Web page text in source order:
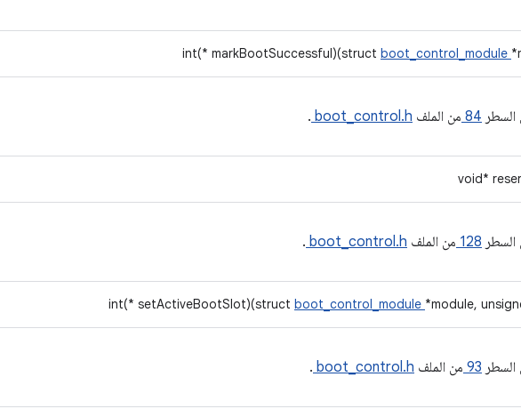
int(* markBootSuccessful)(struct boot_control_module
84 من الملف boot_control.h
.
void*
128 من الملف boot_control.h
.
int(* setActiveBootSlot)(struct boot_control_module *module,
93 من الملف boot_control.h
.